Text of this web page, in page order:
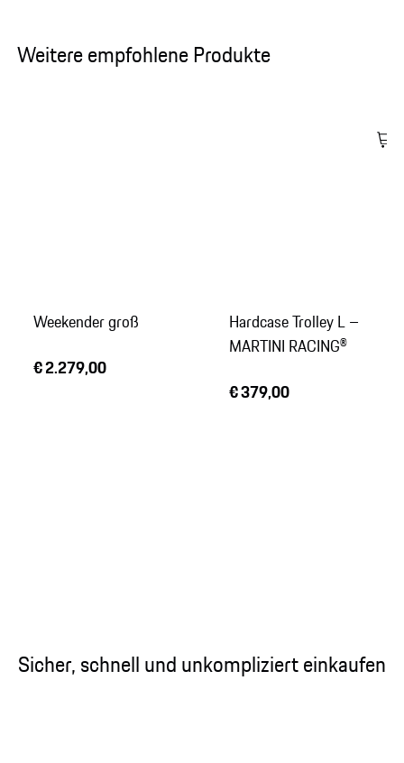
Weitere empfohlene Produkte
Weekender groß
€ 2.279,00
Hardcase Trolley L –
MARTINI RACING®
€ 379,00
Sicher, schnell und unkompliziert einkaufen